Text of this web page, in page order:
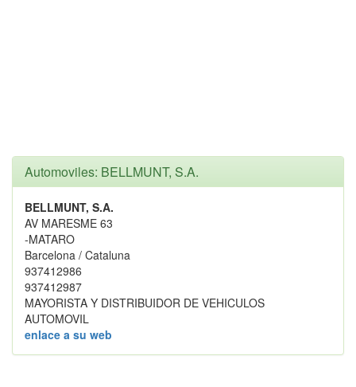
Automoviles: BELLMUNT, S.A.
BELLMUNT, S.A.
AV MARESME 63
-MATARO
Barcelona / Cataluna
937412986
937412987
MAYORISTA Y DISTRIBUIDOR DE VEHICULOS
AUTOMOVIL
enlace a su web